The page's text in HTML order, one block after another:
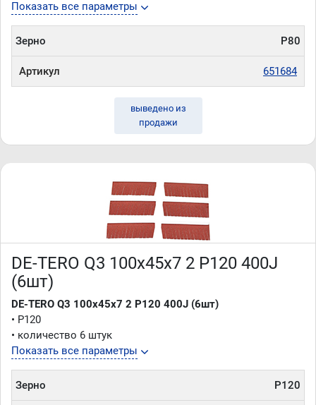
Показать все параметры
Зерно P80
Артикул 651684
выведено из
продажи
DE-TERO Q3 100х45х7 2 P120 400J
(6шт)
DE-TERO Q3 100х45х7 2 P120 400J (6шт)
• P120
• количество 6 штук
Показать все параметры
Зерно P120